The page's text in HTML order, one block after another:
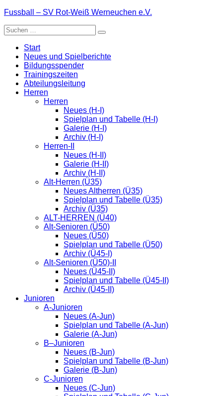
Zum
springen
Fussball – SV Rot-Weiß Werneuchen e.V.
Suche
nach:
Start
Neues und Spielberichte
Bildungsspender
Trainingszeiten
Abteilungsleitung
Herren
Herren
Neues (H-I)
Spielplan und Tabelle (H-I)
Galerie (H-I)
Archiv (H-I)
Herren-II
Neues (H-II)
Galerie (H-II)
Archiv (H-II)
Alt-Herren (Ü35)
Neues Altherren (Ü35)
Spielplan und Tabelle (Ü35)
Archiv (Ü35)
ALT-HERREN (Ü40)
Alt-Senioren (Ü50)
Neues (Ü50)
Spielplan und Tabelle (Ü50)
Archiv (Ü45-I)
Alt-Senioren (Ü50)-II
Neues (Ü45-II)
Spielplan und Tabelle (Ü45-II)
Archiv (Ü45-II)
Junioren
A-Junioren
Neues (A-Jun)
Spielplan und Tabelle (A-Jun)
Galerie (A-Jun)
B–Junioren
Neues (B-Jun)
Spielplan und Tabelle (B-Jun)
Galerie (B-Jun)
C-Junioren
Neues (C-Jun)